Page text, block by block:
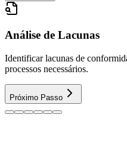
Análise de Lacunas
Identificar lacunas de
processos necessários.
Próximo Passo